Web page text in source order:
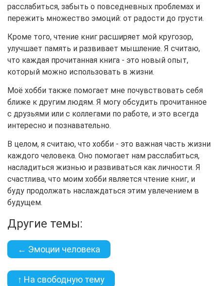
расслабиться, забыть о повседневных проблемах и
пережить множество эмоций: от радости до грусти.
Кроме того, чтение книг расширяет мой кругозор,
улучшает память и развивает мышление. Я считаю,
что каждая прочитанная книга - это новый опыт,
который можно использовать в жизни.
Моё хобби также помогает мне почувствовать себя
ближе к другим людям. Я могу обсудить прочитанное
с друзьями или с коллегами по работе, и это всегда
интересно и познавательно.
В целом, я считаю, что хобби - это важная часть жизни
каждого человека. Оно помогает нам расслабиться,
насладиться жизнью и развиваться как личности. Я
счастлива, что моим хобби является чтение книг, и
буду продолжать наслаждаться этим увлечением в
будущем.
Другие темы:
← Эмоции человека
↑ На свободную тему